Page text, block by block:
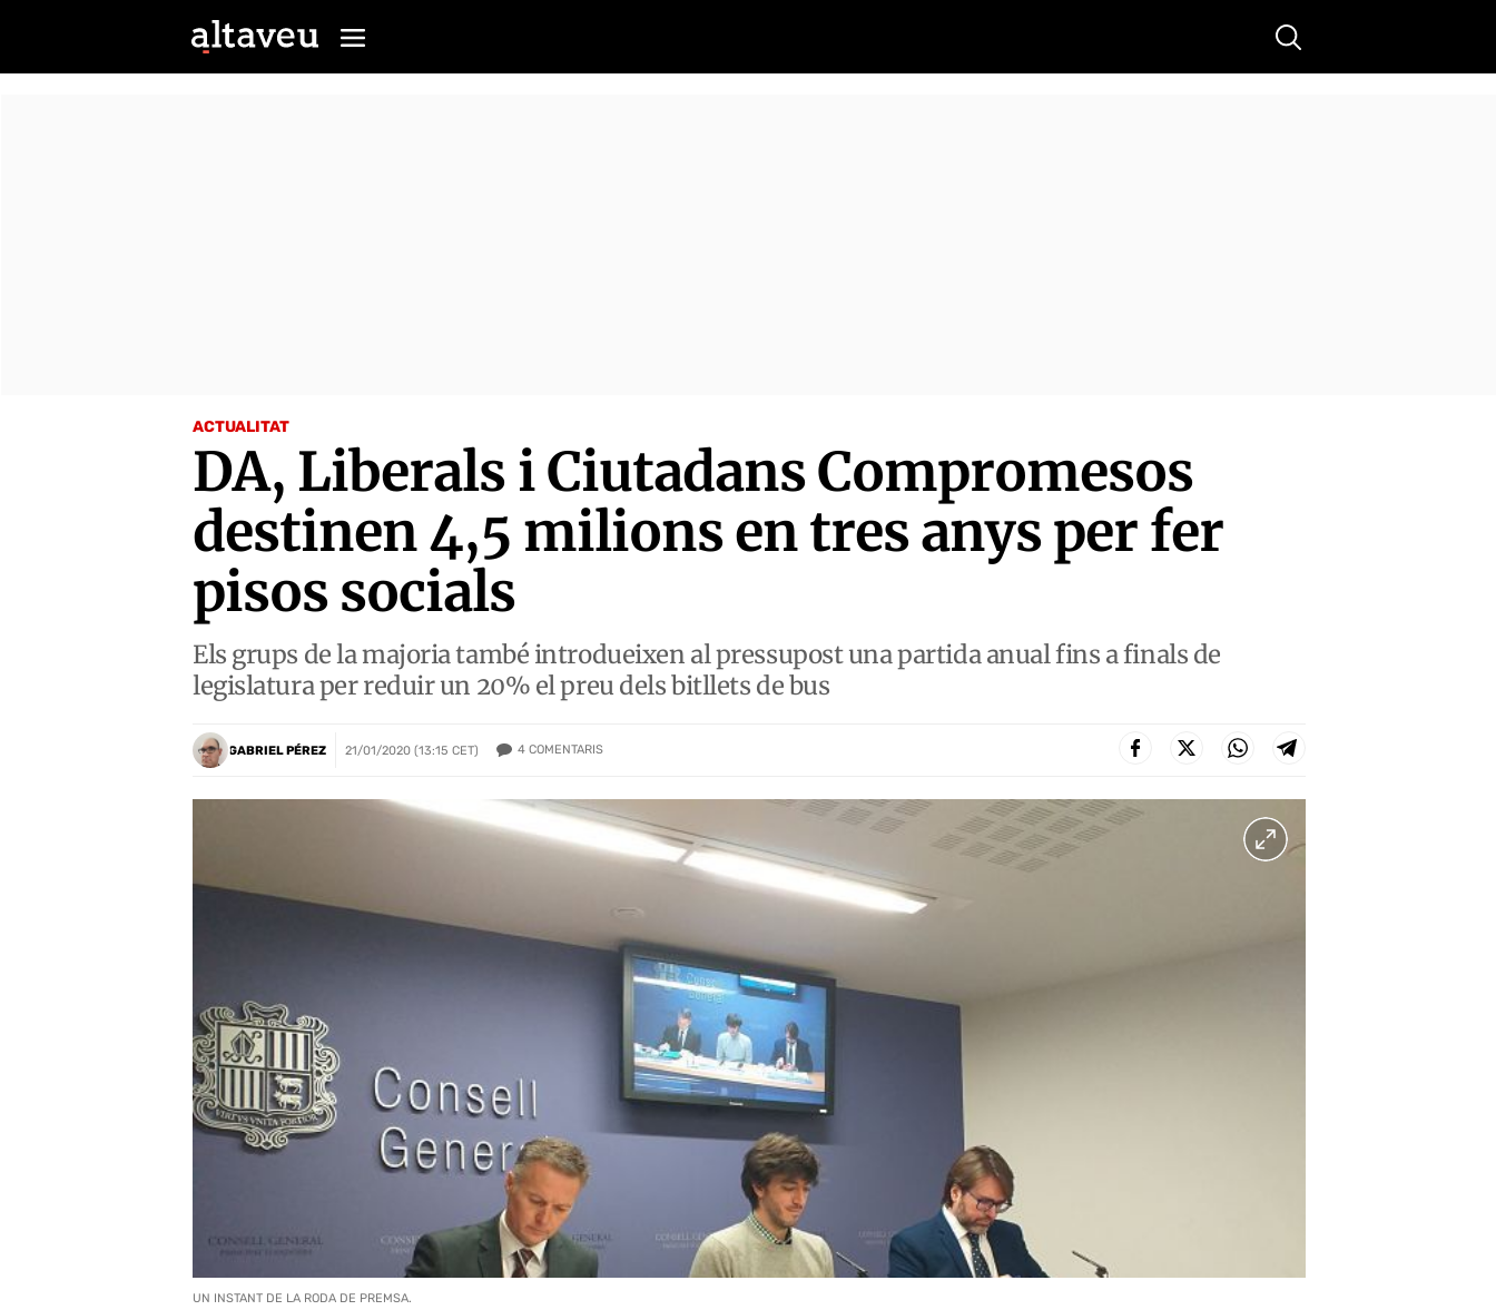
Buscar
ACTUALITAT
DA, Liberals i Ciutadans Compromesos
destinen 4,5 milions en tres anys per fer
pisos socials
Els grups de la majoria també introdueixen al pressupost una partida anual fins a finals de
legislatura per reduir un 20% el preu dels bitllets de bus
GABRIEL PÉREZ 21/01/2020 (13:15 CET) 4 COMENTARIS
UN INSTANT DE LA RODA DE PREMSA.